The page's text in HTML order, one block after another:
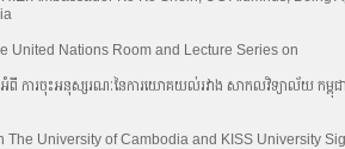
United Nations Room and Lecture Series on
អំពី ការចុះអនុស្សរណៈនៃការយោគយល់រវាង សាកលវិទ្យាល័យ កម្
The University of Cambodia and KISS University